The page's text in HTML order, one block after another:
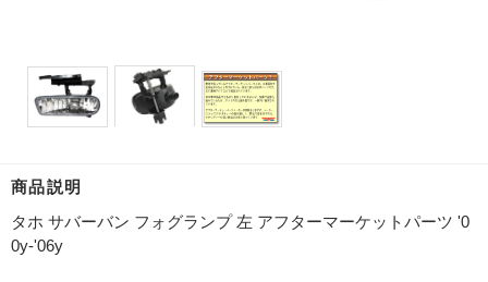
商品説明
タホ サバーバン フォグランプ 左 アフターマーケットパーツ '0
0y-'06y